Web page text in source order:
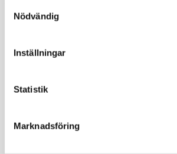
Nödvändig
Inställningar
Statistik
Marknadsföring
Material:PE
Form:Rektangulär